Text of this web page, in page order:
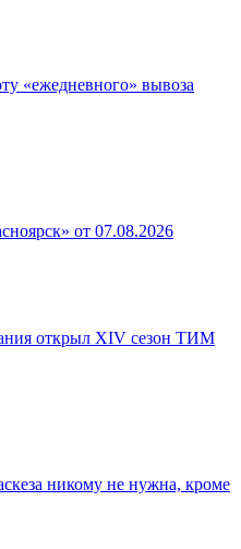
«ежедневного» вывоза
от 07.08.2026
открыл XIV сезон ТИМ
никому не нужна, кроме